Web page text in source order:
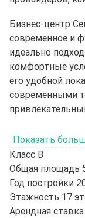
Бизнес-центр
современное и
идеально
комфортные
его удобной
современными
Показать
Класс B
Общая площадь
Год постройки
Этажность 17
Арендная ставка